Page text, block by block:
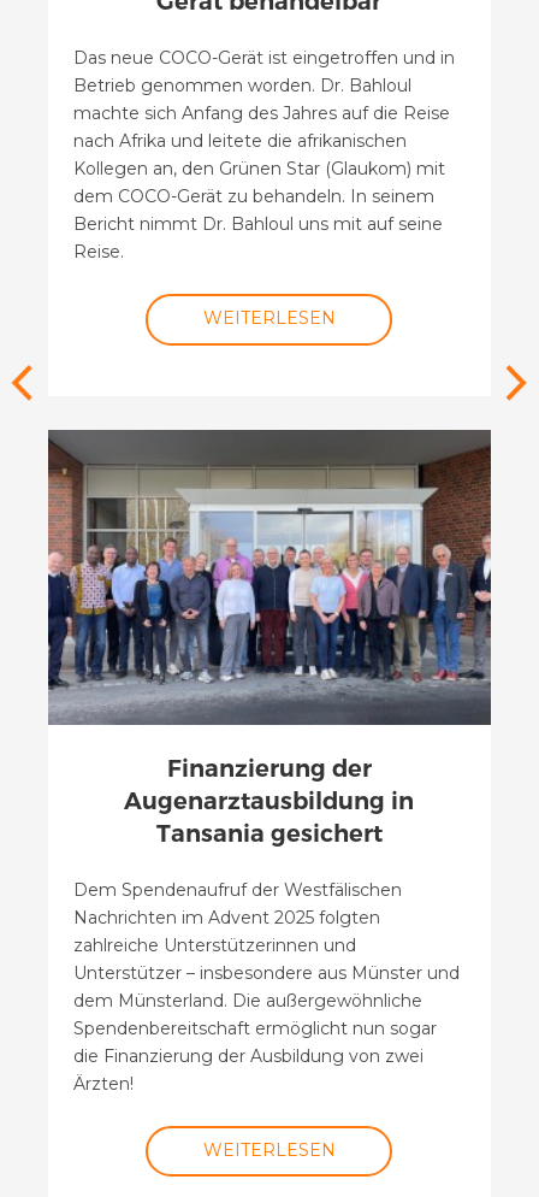
Das neue COCO-Gerät ist eingetroffen und in
Betrieb genommen worden. Dr. Bahloul
machte sich Anfang des Jahres auf die Reise
nach Afrika und leitete die afrikanischen
Kollegen an, den Grünen Star (Glaukom) mit
dem COCO-Gerät zu behandeln. In seinem
Bericht nimmt Dr. Bahloul uns mit auf seine
Reise.
WEITERLESEN
Finanzierung der
Augenarztausbildung in
Tansania gesichert
Dem Spendenaufruf der Westfälischen
Nachrichten im Advent 2025 folgten
zahlreiche Unterstützerinnen und
Unterstützer – insbesondere aus Münster und
dem Münsterland. Die außergewöhnliche
Spendenbereitschaft ermöglicht nun sogar
die Finanzierung der Ausbildung von zwei
Ärzten!
WEITERLESEN